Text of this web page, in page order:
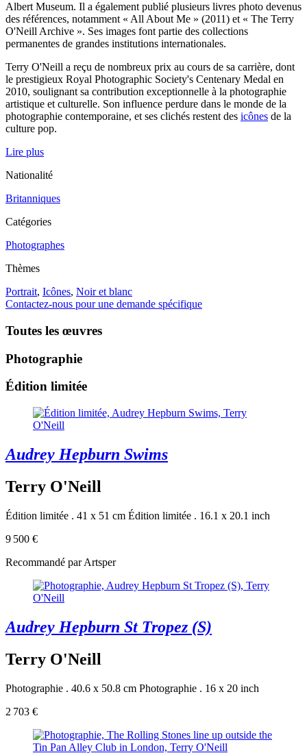
Albert Museum. Il a également publié plusieurs livres photo devenus
des références, notamment « All About Me » (2011) et « The Terry
O'Neill Archive ». Ses images font partie des collections
permanentes de grandes institutions internationales.
Terry O'Neill a reçu de nombreux prix au cours de sa carrière, dont
le prestigieux Royal Photographic Society's Centenary Medal en
2010, soulignant sa contribution exceptionnelle à la photographie
artistique et culturelle. Son influence perdure dans le monde de la
photographie contemporaine, et ses clichés restent des icônes de la
culture pop.
Lire plus
Nationalité
Britanniques
Catégories
Photographes
Thèmes
Portrait, Icônes, Noir et blanc
Contactez-nous pour une demande spécifique
Toutes les œuvres
Photographie
Édition limitée
Audrey Hepburn Swims
Terry O'Neill
Édition limitée . 41 x 51 cm Édition limitée . 16.1 x 20.1 inch
9 500 €
Recommandé par Artsper
Audrey Hepburn St Tropez (S)
Terry O'Neill
Photographie . 40.6 x 50.8 cm Photographie . 16 x 20 inch
2 703 €